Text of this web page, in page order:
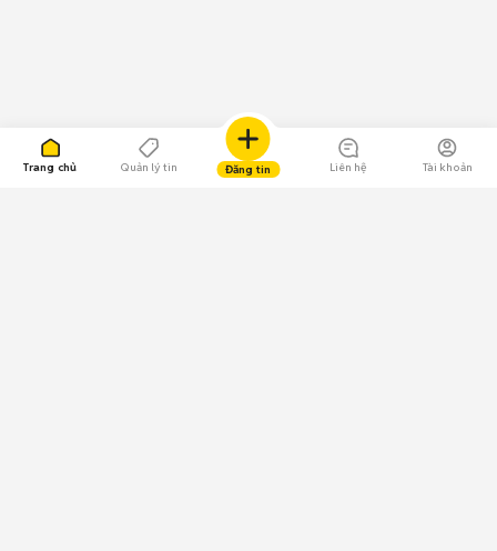
Trang chủ Quản lý tin Đăng tin Liên hệ Tài khoản